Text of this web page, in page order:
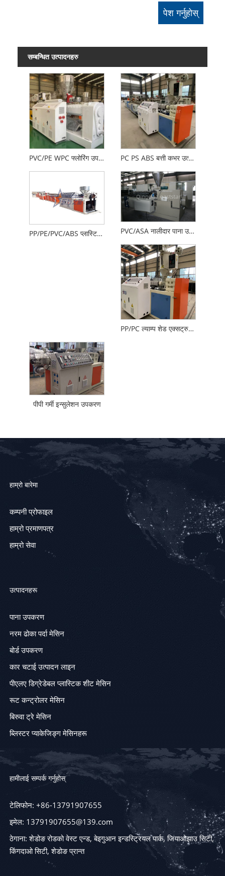
सम्बन्धित उत्पादनहरु
PVC/PE WPC फ्लोरिंग उपकरण PC PS ABS बत्ती कभर उत्पादन लाइन
PP/PE/PVC/ABS प्लास्टिक वेल्डिङ रड एक्सट्रुजन लाइन PVC/ASA नालीदार पाना उत्पादन लाइन
PP/PC ल्याम्प शेड एक्सट्रुजन उत्पादन लाइन
पीपी गर्मी इन्सुलेशन उपकरण
हाम्रो बारेमा
कम्पनी प्रोफाइल
हाम्रो प्रमाणपत्र
हाम्रो सेवा
उत्पादनहरू
पाना उपकरण
नरम ढोका पर्दा मेसिन
बोर्ड उपकरण
कार चटाई उत्पादन लाइन
पीएलए डिग्रेडेबल प्लास्टिक शीट मेसिन
रूट कन्ट्रोलर मेसिन
बिरुवा ट्रे मेसिन
ब्लिस्टर प्याकेजिङ्ग मेसिनहरू
हामीलाई सम्पर्क गर्नुहोस्
टेलिफोन: +86-13791907655
इमेल: 13791907655@139.com
ठेगाना: शेडोङ रोडको वेस्ट एन्ड, बेइगुआन इन्डस्ट्रियल पार्क, जियाओझाउ सिटी,
किंगदाओ सिटी, शेडोङ प्रान्त